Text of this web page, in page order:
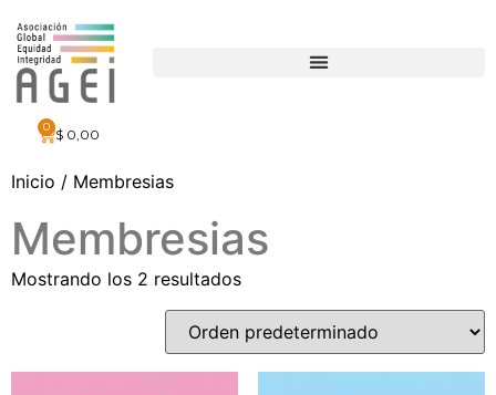
$ 0,00
0
Inicio / Membresias
Membresias
Mostrando los 2 resultados